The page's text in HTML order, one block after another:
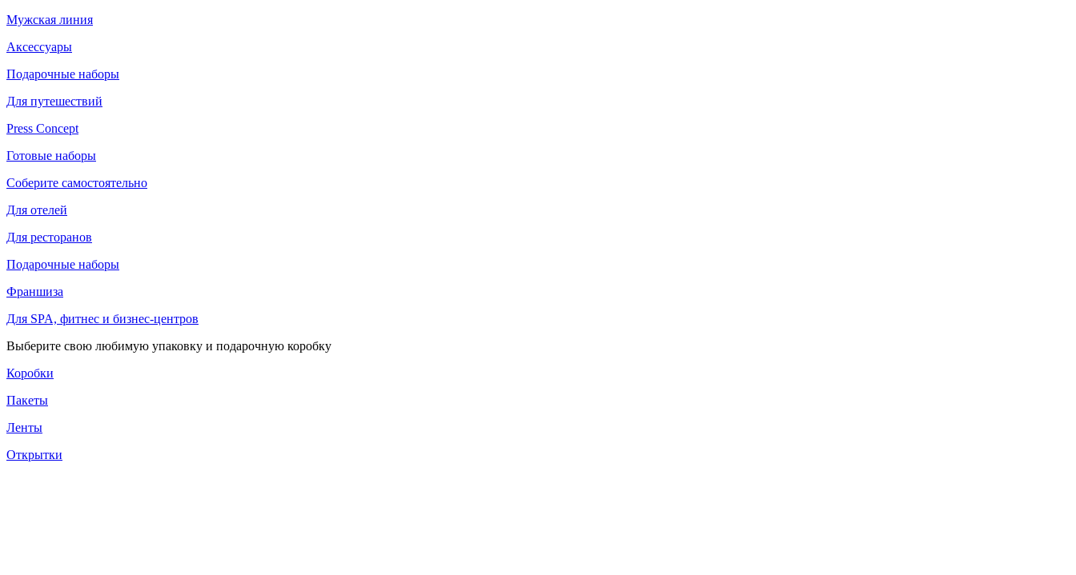
Мужская линия
Аксессуары
Подарочные наборы
Для путешествий
Press Concept
Готовые наборы
Соберите самостоятельно
Для отелей
Для ресторанов
Подарочные наборы
Франшиза
Для SPA, фитнес и бизнес-центров
Выберите свою любимую упаковку и подарочную коробку
Коробки
Пакеты
Ленты
Открытки